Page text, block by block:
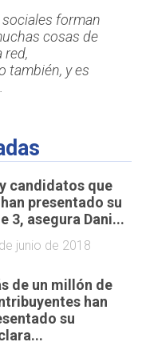
forman
cosas de
red,
también, y es
candidatos que
presentado su
3, asegura Dani...
junio de 2018
de un millón de
han
su